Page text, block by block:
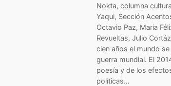
Nokta, columna
Yaqui, Sección
Octavio Paz, Maria
Revueltas, Julio
cien años el mundo
guerra mundial. El
poesía y de los
políticas…